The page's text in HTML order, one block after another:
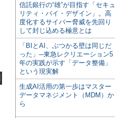
信託銀行の“雄”が目指す「セキュ
リティ・バイ・デザイン」。高
度化するサイバー脅威を先回り
して封じ込める極意とは
「BIとAI、ぶつかる壁は同じだ
った」─東急レクリエーション5
年の実践が示す「データ整備」
という現実解
生成AI活用の第一歩はマスター
データマネジメント（MDM）か
ら